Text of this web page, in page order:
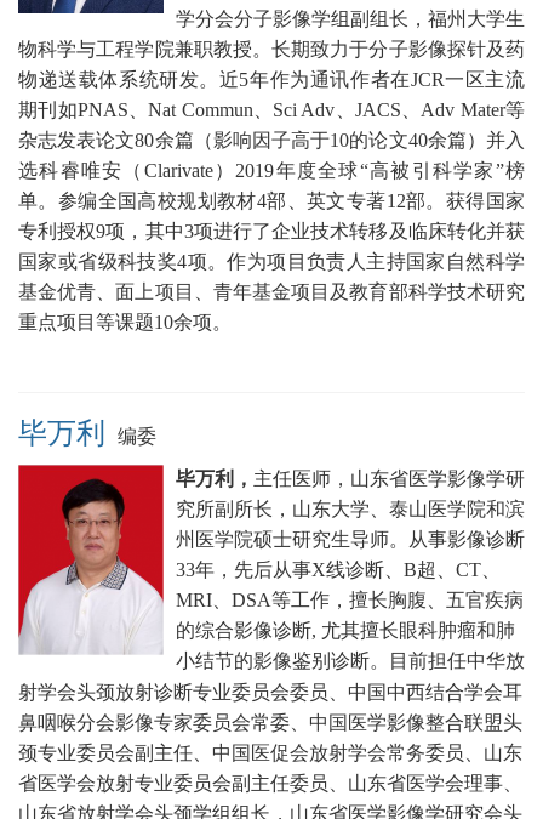
学分会分子影像学组副组长，福州大学生
物科学与工程学院兼职教授。长期致力于分子影像探针及药
物递送载体系统研发。近5年作为通讯作者在JCR一区主流
期刊如PNAS、Nat Commun、Sci Adv、JACS、Adv Mater等
杂志发表论文80余篇（影响因子高于10的论文40余篇）并入
选科睿唯安（Clarivate）2019年度全球“高被引科学家”榜
单。参编全国高校规划教材4部、英文专著12部。获得国家
专利授权9项，其中3项进行了企业技术转移及临床转化并获
国家或省级科技奖4项。作为项目负责人主持国家自然科学
基金优青、面上项目、青年基金项目及教育部科学技术研究
重点项目等课题10余项。
毕万利 编委
毕万利， 主任医师，山东省医学影像学研
究所副所长， 山东大学、泰山医学院和滨
州医学院硕士研究生导师。从事影像诊断
33年，先后从事X线诊断、B超、CT、
MRI、DSA等工作，擅长胸腹、五官疾病
的综合影像诊断, 尤其擅长眼科肿瘤和肺
小结节的影像鉴别诊断。目前担任中华放
射学会头颈放射诊断专业委员会委员、中国中西结合学会耳
鼻咽喉分会影像专家委员会常委、中国医学影像整合联盟头
颈专业委员会副主任、中国医促会放射学会常务委员、山东
省医学会放射专业委员会副主任委员、山东省医学会理事、
山东省放射学会头颈学组组长，山东省医学影像学研究会头